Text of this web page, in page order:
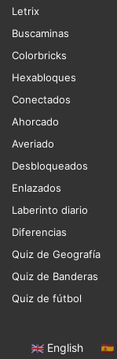
Letrix
Buscaminas
Colorbricks
Hexabloques
Conectados
Ahorcado
Averiado
Desbloqueados
Enlazados
Laberinto diario
Diferencias
Quiz de Geografía
Quiz de Banderas
Quiz de fútbol
English